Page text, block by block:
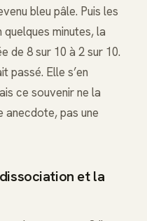
bleu pâle. Puis les
minutes, la
de 8 sur 10 à 2 sur 10.
passé. Elle s’en
ce souvenir ne la
anecdote, pas une
et la